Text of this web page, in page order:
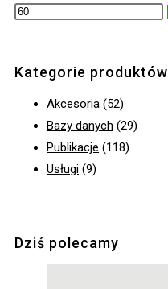
Kategorie produktów
Akcesoria (52)
Bazy danych (29)
Publikacje (118)
Usługi (9)
Dziś polecamy